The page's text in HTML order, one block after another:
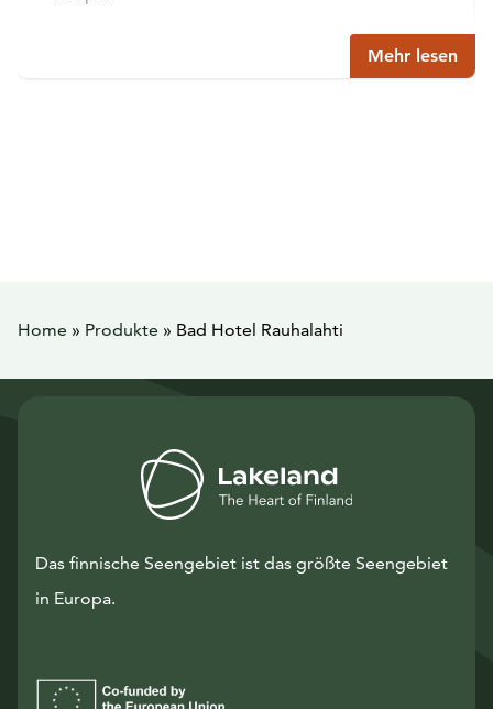
Mehr lesen
Home » Produkte » Bad Hotel Rauhalahti
Das finnische Seengebiet ist das größte Seengebiet
in Europa.